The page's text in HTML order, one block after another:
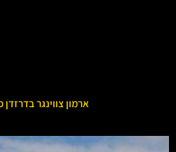
ארמון צווינגר